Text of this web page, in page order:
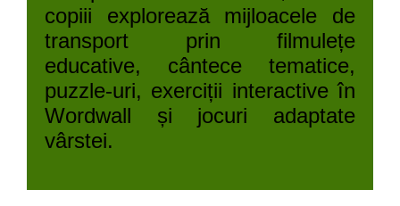
copiii explorează mijloacele de
transport prin filmulețe
educative, cântece tematice,
puzzle-uri, exerciții interactive în
Wordwall și jocuri adaptate
vârstei.